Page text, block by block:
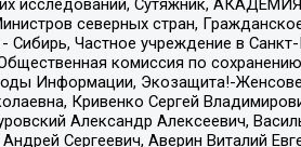
исследований, Сутяжник,
северных стран,
Частное учреждение в
комиссия по
Информации, Экозащита!-
Кривенко Сергей
Александр Алексеевич,
Сергеевич, Аверин Виталий